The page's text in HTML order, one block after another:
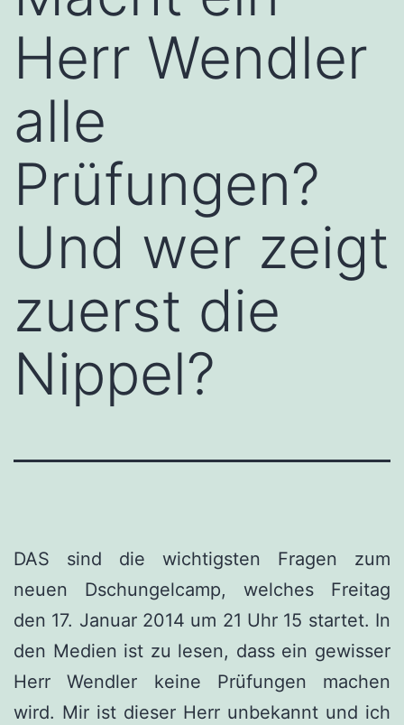
Herr Wendler
alle
Prüfungen?
Und wer zeigt
zuerst die
Nippel?
DAS sind die wichtigsten Fragen zum
neuen Dschungelcamp, welches Freitag
den 17. Januar 2014 um 21 Uhr 15 startet. In
den Medien ist zu lesen, dass ein gewisser
Herr Wendler keine Prüfungen machen
wird. Mir ist dieser Herr unbekannt und ich